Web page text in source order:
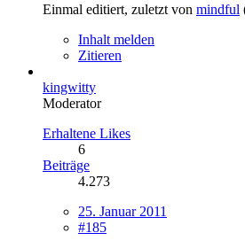
Einmal editiert, zuletzt von mindful
Inhalt melden
Zitieren
kingwitty
Moderator
Erhaltene Likes
6
Beiträge
4.273
25. Januar 2011
#185